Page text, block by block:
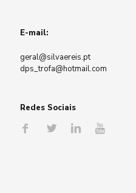
E-mail:
geral@silvaereis.pt
dps_trofa@hotmail.com
Redes Sociais